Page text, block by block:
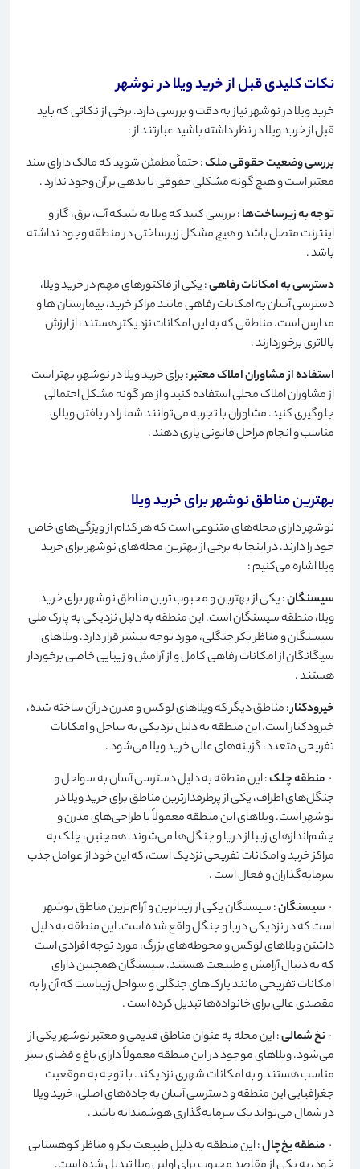
نکات کلیدی قبل از خرید ویلا در نوشهر
خرید ویلا در نوشهر نیاز به دقت و بررسی دارد. برخی از نکاتی که باید
قبل از خرید ویلا در نظر داشته باشید عبارتند از:
بررسی وضعیت حقوقی ملک: حتماً مطمئن شوید که مالک دارای سند
معتبر است و هیچ گونه مشکلی حقوقی یا بدهی بر آن وجود ندارد.
توجه به زیرساخت‌ها: بررسی کنید که ویلا به شبکه آب، برق، گاز و
اینترنت متصل باشد و هیچ مشکل زیرساختی در منطقه وجود نداشته
باشد.
دسترسی به امکانات رفاهی: یکی از فاکتورهای مهم در خرید ویلا،
دسترسی آسان به امکانات رفاهی مانند مراکز خرید، بیمارستان ها و
مدارس است. مناطقی که به این امکانات نزدیکتر هستند، از ارزش
بالاتری برخوردارند.
استفاده از مشاوران املاک معتبر: برای خرید ویلا در نوشهر، بهتر است
از مشاوران املاک محلی استفاده کنید و از هر گونه مشکل احتمالی
جلوگیری کنید. مشاوران با تجربه می‌توانند شما را در یافتن ویلای
مناسب و انجام مراحل قانونی یاری دهند.
بهترین مناطق نوشهر برای خرید ویلا
نوشهر دارای محله‌های متنوعی است که هر کدام از ویژگی‌های خاص
خود را دارند. در اینجا به برخی از بهترین محله‌های نوشهر برای خرید
ویلا اشاره می‌کنیم:
سیسنگان: یکی از بهترین و محبوب ترین مناطق نوشهر برای خرید
ویلا، منطقه سیسنگان است. این منطقه به دلیل نزدیکی به پارک ملی
سیسنگان و مناظر بکر جنگلی، مورد توجه بیشتر قرار دارد. ویلاهای
سیگانگان از امکانات رفاهی کامل و از آرامش و زیبایی خاصی برخوردار
هستند.
خیرودکنار: مناطق دیگر که ویلاهای لوکس و مدرن در آن ساخته شده،
خیرودکنار است. این منطقه به دلیل نزدیکی به ساحل و امکانات
تفریحی متعدد، گزینه‌های عالی خرید ویلا می‌شود.
· منطقه چلک: این منطقه به دلیل دسترسی آسان به سواحل و
جنگل‌های اطراف، یکی از پرطرفدارترین مناطق برای خرید ویلا در
نوشهر است. ویلاهای این منطقه معمولاً با طراحی‌های مدرن و
چشم‌اندازهای زیبا از دریا و جنگل‌ها می‌شوند. همچنین، چلک به
مراکز خرید و امکانات تفریحی نزدیک است، که این خود از عوامل جذب
سرمایه‌گذاران و فعال است.
· سیسنگان: سیسنگان یکی از زیباترین و آرام‌ترین مناطق نوشهر
است که در نزدیکی دریا و جنگل واقع شده است. این منطقه به دلیل
داشتن ویلاهای لوکس و محوطه‌های بزرگ، مورد توجه افرادی است
که به دنبال آرامش و طبیعت هستند. سیسنگان همچنین دارای
امکانات تفریحی مانند پارک‌های جنگلی و سواحل زیباست که آن را به
مقصدی عالی برای خانواده‌ها تبدیل کرده است.
· نخ شمالی: این محله به عنوان مناطق قدیمی و معتبر نوشهر یکی از
می‌شود. ویلاهای موجود در این منطقه معمولاً دارای باغ و فضای سبز
مناسب هستند و به امکانات شهری نزدیکند. با توجه به موقعیت
جغرافیایی این منطقه و دسترسی آسان به جاده‌های اصلی، خرید ویلا
در شمال می‌تواند یک سرمایه‌گذاری هوشمندانه باشد.
· منطقه یخ‌چال: این منطقه به دلیل طبیعت بکر و مناظر کوهستانی